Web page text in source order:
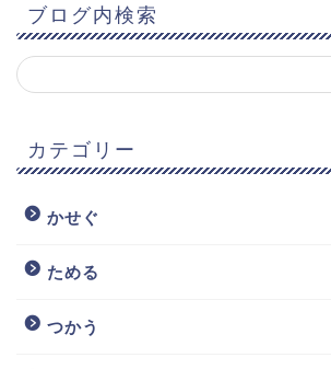
ブログ内検索
カテゴリー
かせぐ
ためる
つかう